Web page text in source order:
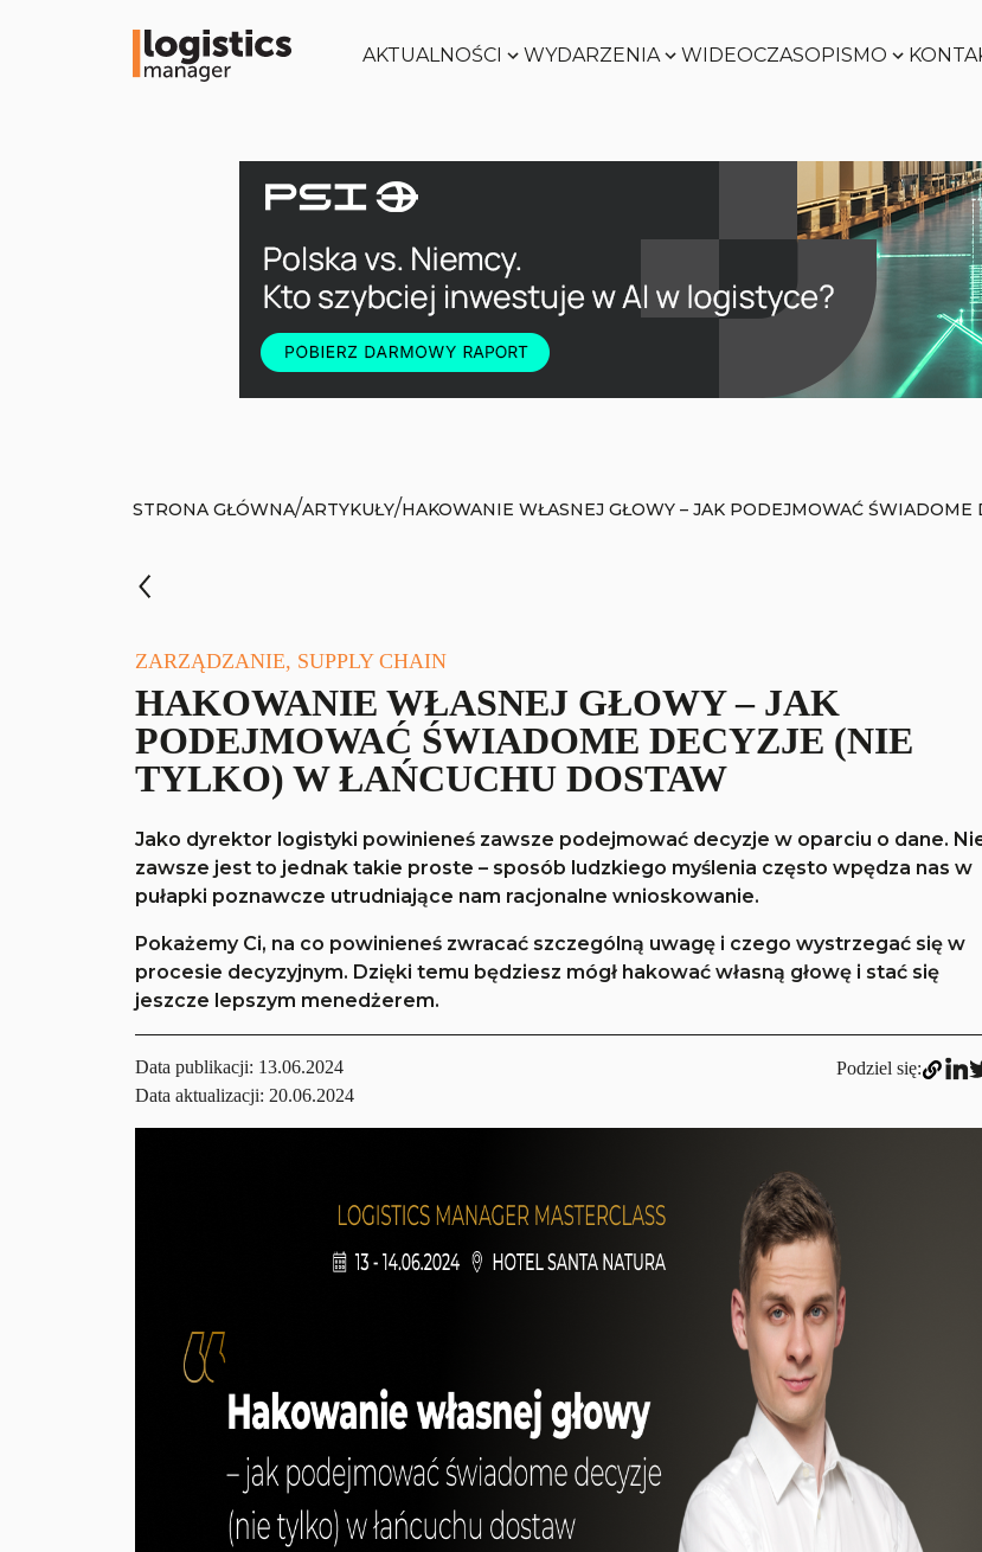
AKTUALNOŚCI WYDARZENIA
Zobacz
WIDEOCZASOPISMO
Zobacz
Zobacz
STRONA GŁÓWNA/ARTYKUŁY/HAKOWANIE WŁASNEJ GŁOWY – JAK PODEJMOWAĆ
ZARZĄDZANIE, SUPPLY CHAIN
HAKOWANIE WŁASNEJ GŁOWY – JAK
PODEJMOWAĆ ŚWIADOME DECYZJE (NIE
TYLKO) W ŁAŃCUCHU DOSTAW
Jako dyrektor logistyki powinieneś zawsze podejmować decyzje w oparciu o dane.
zawsze jest to jednak takie proste – sposób ludzkiego myślenia często wpędza nas w
pułapki poznawcze utrudniające nam racjonalne wnioskowanie.
Pokażemy Ci, na co powinieneś zwracać szczególną uwagę i czego wystrzegać się w
procesie decyzyjnym. Dzięki temu będziesz mógł hakować własną głowę i stać się
jeszcze lepszym menedżerem.
Data publikacji: 13.06.2024
Data aktualizacji: 20.06.2024
Podziel się: